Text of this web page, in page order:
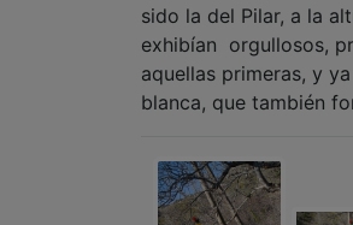
sido la del Pilar, a la
exhibían orgullosos,
aquellas primeras, y
blanca, que también